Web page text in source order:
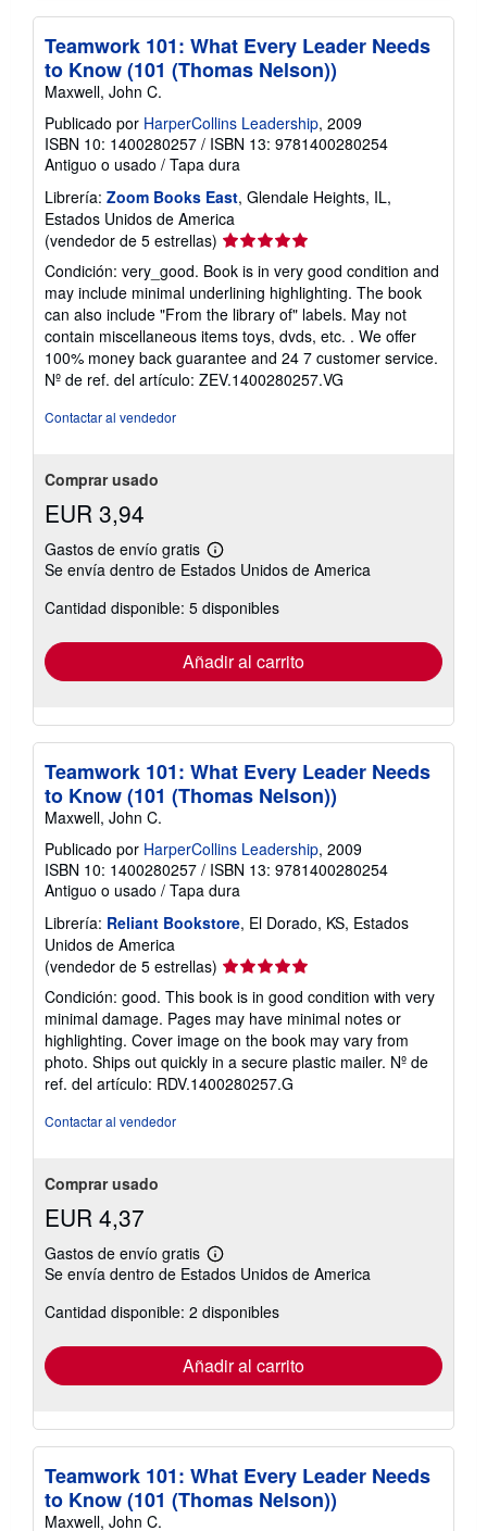
Teamwork 101: What Every Leader Needs
to Know (101 (Thomas Nelson))
Maxwell, John C.
Publicado por HarperCollins Leadership, 2009
ISBN 10: 1400280257 / ISBN 13: 9781400280254
Antiguo o usado / Tapa dura
Librería: Zoom Books East, Glendale Heights, IL,
Estados Unidos de America
(vendedor de 5 estrellas) Calificación
del
vendedor:
5
de
5
estrellas
Condición: very_good. Book is in very good condition and
may include minimal underlining highlighting. The book
can also include "From the library of" labels. May not
contain miscellaneous items toys, dvds, etc. . We offer
100% money back guarantee and 24 7 customer service.
Nº de ref. del artículo: ZEV.1400280257.VG
Contactar al vendedor
Comprar usado
EUR 3,94
Gastos de envío gratis
Más
información
las
tarifas
envío
Se envía dentro de Estados Unidos de America
Cantidad disponible: 5 disponibles
Añadir al carrito
Teamwork 101: What Every Leader Needs
to Know (101 (Thomas Nelson))
Maxwell, John C.
Publicado por HarperCollins Leadership, 2009
ISBN 10: 1400280257 / ISBN 13: 9781400280254
Antiguo o usado / Tapa dura
Librería: Reliant Bookstore, El Dorado, KS, Estados
Unidos de America
(vendedor de 5 estrellas) Calificación
del
vendedor:
5
de
5
estrellas
Condición: good. This book is in good condition with very
minimal damage. Pages may have minimal notes or
highlighting. Cover image on the book may vary from
photo. Ships out quickly in a secure plastic mailer. Nº de
ref. del artículo: RDV.1400280257.G
Contactar al vendedor
Comprar usado
EUR 4,37
Gastos de envío gratis
Más
información
las
tarifas
envío
Se envía dentro de Estados Unidos de America
Cantidad disponible: 2 disponibles
Añadir al carrito
Teamwork 101: What Every Leader Needs
to Know (101 (Thomas Nelson))
Maxwell, John C.